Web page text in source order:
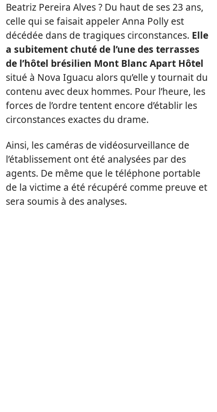
Beatriz Pereira Alves ? Du haut de ses 23 ans,
celle qui se faisait appeler Anna Polly est
décédée dans de tragiques circonstances. Elle
a subitement chuté de l’une des terrasses
de l’hôtel brésilien Mont Blanc Apart Hôtel
situé à Nova Iguacu alors qu’elle y tournait du
contenu avec deux hommes. Pour l’heure, les
forces de l’ordre tentent encore d’établir les
circonstances exactes du drame.
Ainsi, les caméras de vidéosurveillance de
l’établissement ont été analysées par des
agents. De même que le téléphone portable
de la victime a été récupéré comme preuve et
sera soumis à des analyses.